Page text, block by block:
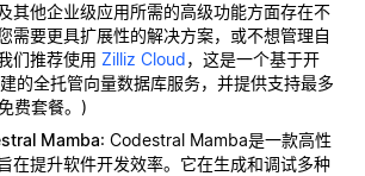
其他企业级应用所需的高级功能方面存在不
需要更具扩展性的解决方案，或不想管理自
们推荐使用 Zilliz Cloud，这是一个基于开
的全托管向量数据库服务，并提供支持最多
费套餐。)
Mamba: Codestral Mamba是一款高性
在提升软件开发效率。它在生成和调试多种